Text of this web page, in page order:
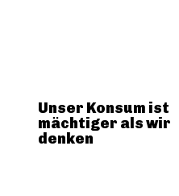
Unser Konsum ist
mächtiger als wir
denken